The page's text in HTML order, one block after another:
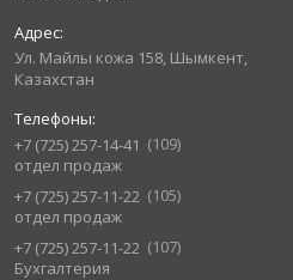
Ул. Майлы кожа 158, Шымкент,
Казахстан
+7 (725) 257-14-41
109
отдел продаж
+7 (725) 257-11-22
105
отдел продаж
+7 (725) 257-11-22
107
Бухгалтерия